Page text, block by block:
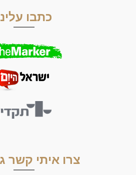
כתבו
צרו איתי קשר